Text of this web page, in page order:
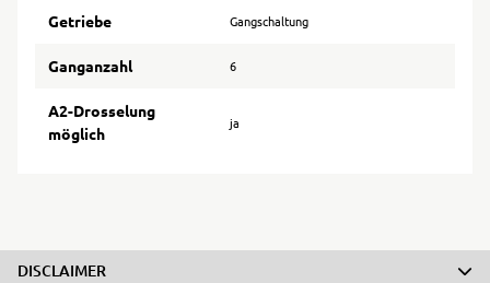
Getriebe Gangschaltung
Ganganzahl 6
A2-Drosselung
möglich
ja
DISCLAIMER